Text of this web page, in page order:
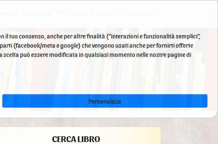
CERCA LIBRO
tuo consenso, anche per altre finalità (“interazioni e funzionalità semplici”,
(facebook/meta e google) che vengono usati anche per fornirti offerte
scelta può essere modificata in qualsiasi momento nelle nostre pagine di
Personalizza